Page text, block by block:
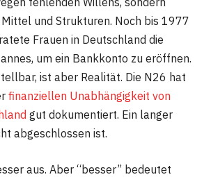
und Strukturen. Noch bis 1977
Frauen in Deutschland die
um ein Bankkonto zu eröffnen.
ist aber Realität. Die N26 hat
finanziellen Unabhängigkeit von
gut dokumentiert. Ein langer
abgeschlossen ist.
aus. Aber “besser” bedeutet